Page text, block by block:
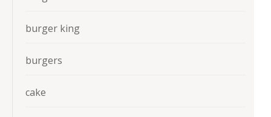
burger king
burgers
cake